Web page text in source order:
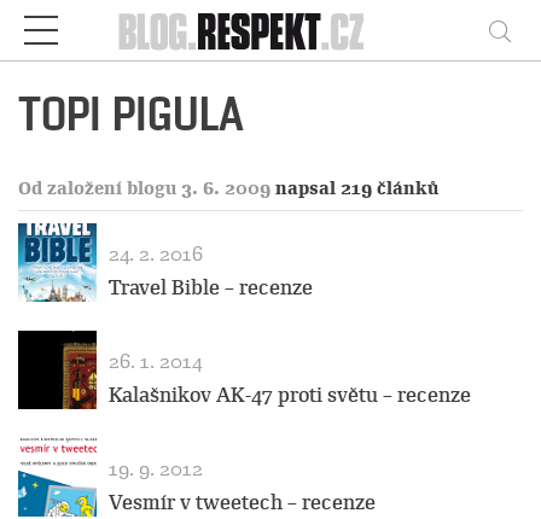
Respekt
TOPI PIGULA
Od založení blogu 3. 6. 2009 napsal 219 článků
24. 2. 2016
Travel Bible – recenze
26. 1. 2014
Kalašnikov AK-47 proti světu – recenze
19. 9. 2012
Vesmír v tweetech – recenze